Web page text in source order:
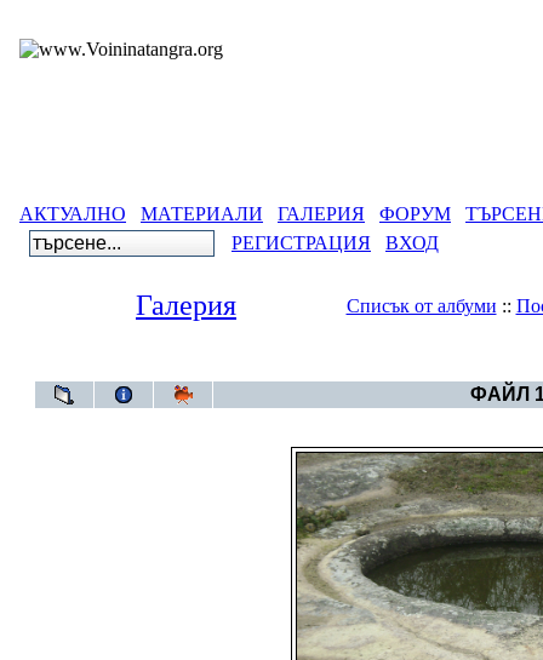
АКТУАЛНО МАТЕРИАЛИ ГАЛЕРИЯ ФОРУМ
РЕГИСТРАЦИЯ
ВХОД
Галерия Списък от албуми ::
ФАЙЛ